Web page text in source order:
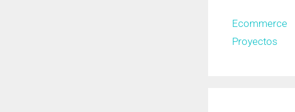
Ecommerce
Proyectos